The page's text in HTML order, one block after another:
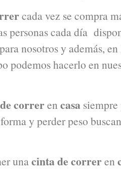
cada vez se compra
personas cada día
nosotros y además,
podemos hacerlo en
correren casa siempre
y perder peso
unacinta de correren